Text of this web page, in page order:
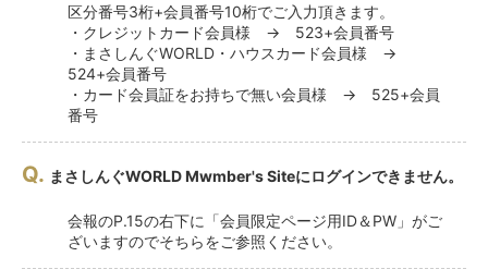
区分番号3桁+会員番号10桁でご入力頂きます。
・クレジットカード会員様 → 523+会員番号
・まさしんぐWORLD・ハウスカード会員様 →
524+会員番号
・カード会員証をお持ちで無い会員様 → 525+会員
番号
Q. まさしんぐWORLD Mwmber's Siteにログインできません。
会報のP.15の右下に「会員限定ページ用ID＆PW」がご
ざいますのでそちらをご参照ください。